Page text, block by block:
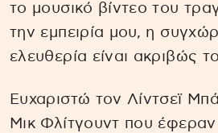
το μουσικό βίντεο του
την εμπειρία μου, η
ελευθερία είναι ακριβώς
Ευχαριστώ τον Λίντσεϊ
Μικ Φλίτγουντ που έφεραν